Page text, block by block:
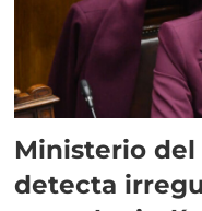
Ministerio
detecta